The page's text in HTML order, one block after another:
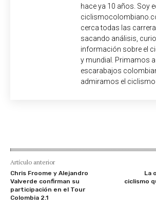
hace ya 10 años. Soy
cerca todas las
sacando análisis,
información sobre el
y mundial. Primamos
escarabajos
admiramos el ciclismo
Artículo anterior
Chris Froome y Alejandro
Valverde confirman su
participación en el Tour
Colombia 2.1
La
ciclismo